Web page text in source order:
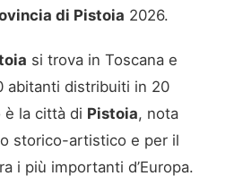
di Pistoia 2026.
si trova in Toscana e
abitanti distribuiti in 20
è la città di Pistoia, nota
storico-artistico e per il
i più importanti d’Europa.